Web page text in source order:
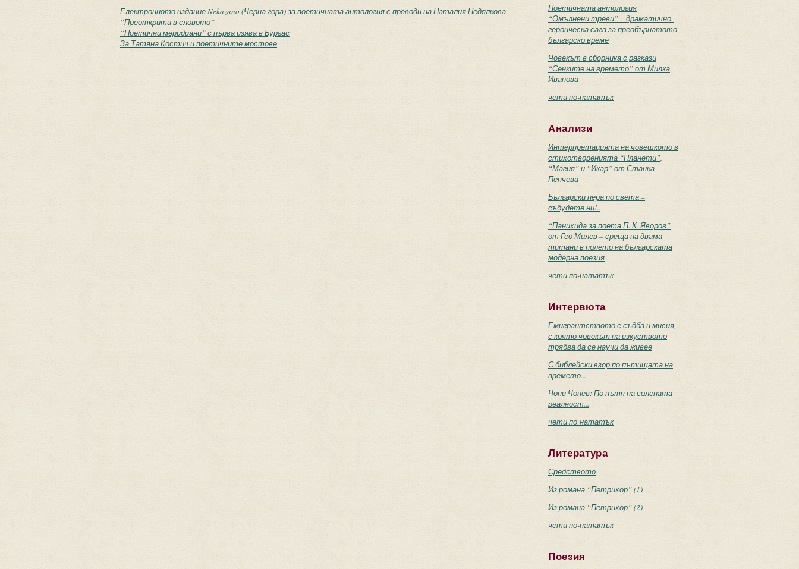
Електронното издание Nekazano (Черна гора) за поетичната антология с преводи на Наталия Недялкова
“Преоткрити в словото”
“Поетични меридиани” с първа изява в Бургас
За Татяна Костич и поетичните мостове
Поетичната антология
“Омълнени треви” – драматично-
героическа сага за преобърнатото
българско време
Човекът в сборника с разкази
“Сенките на времето” от Милка
Иванова
чети по-нататък
Анализи
Интерпретацията на човешкото в
стихотворенията “Планети”,
“Магия” и “Икар” от Станка
Пенчева
Български пера по света –
събудете ни!..
“Панихида за поета П. К. Яворов”
от Гео Милев – среща на двама
титани в полето на българската
модерна поезия
чети по-нататък
Интервюта
Емигрантството е съдба и мисия,
с която човекът на изкуството
трябва да се научи да живее
С библейски взор по пътищата на
времето...
Чони Чонев: По пътя на солената
реалност...
чети по-нататък
Литература
Средството
Из романа “Петрихор” (1)
Из романа “Петрихор” (2)
чети по-нататък
Поезия